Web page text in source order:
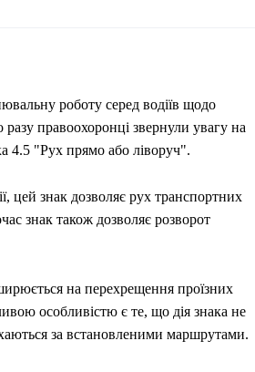
роботу серед водіїв щодо
правоохоронці звернули увагу на
4.5 "Рух прямо або ліворуч".
цей знак дозволяє рух транспортних
знак також дозволяє розворот
на перехрещення проїзних
особливістю є те, що дія знака не
за встановленими маршрутами.